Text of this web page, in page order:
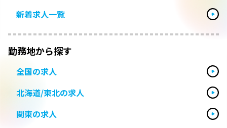
新着求人一覧
勤務地から探す
全国の求人
北海道/東北の求人
関東の求人